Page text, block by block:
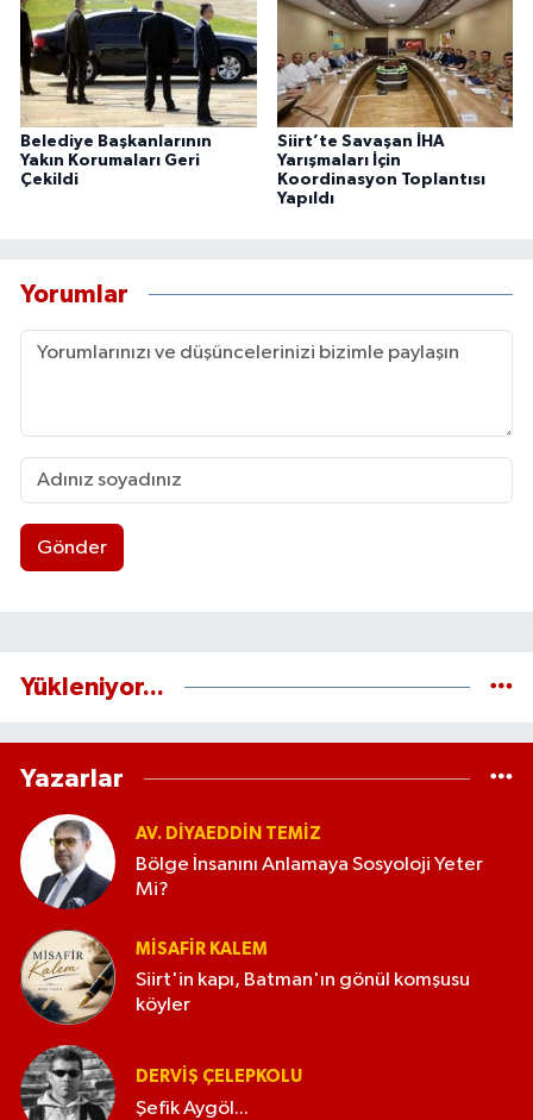
Belediye Başkanlarının
Yakın Korumaları Geri
Çekildi
Siirt’te Savaşan İHA
Yarışmaları İçin
Koordinasyon Toplantısı
Yapıldı
Yorumlar
Gönder
Yükleniyor...
Yazarlar
AV. DIYAEDDIN TEMIZ
Bölge İnsanını Anlamaya Sosyoloji Yeter
Mi?
MISAFIR KALEM
Siirt'in kapı, Batman'ın gönül komşusu
köyler
DERVIŞ ÇELEPKOLU
Şefik Aygöl...